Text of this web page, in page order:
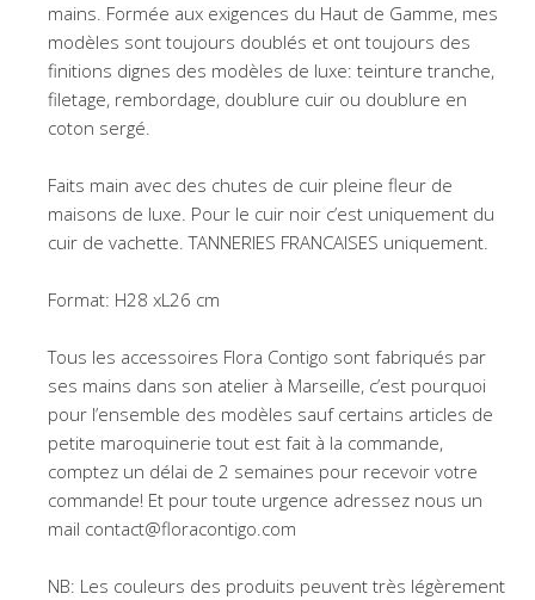
mains. Formée aux exigences du Haut de Gamme, mes
modèles sont toujours doublés et ont toujours des
finitions dignes des modèles de luxe: teinture tranche,
filetage, rembordage, doublure cuir ou doublure en
coton sergé.
Faits main avec des chutes de cuir pleine fleur de
maisons de luxe. Pour le cuir noir c’est uniquement du
cuir de vachette. TANNERIES FRANCAISES uniquement.
Format: H28 xL26 cm
Tous les accessoires Flora Contigo sont fabriqués par
ses mains dans son atelier à Marseille, c’est pourquoi
pour l’ensemble des modèles sauf certains articles de
petite maroquinerie tout est fait à la commande,
comptez un délai de 2 semaines pour recevoir votre
commande! Et pour toute urgence adressez nous un
mail contact@floracontigo.com
NB: Les couleurs des produits peuvent très légèrement